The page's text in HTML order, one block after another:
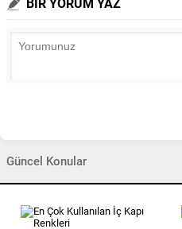
BİR YORUM YAZ
Güncel Konular